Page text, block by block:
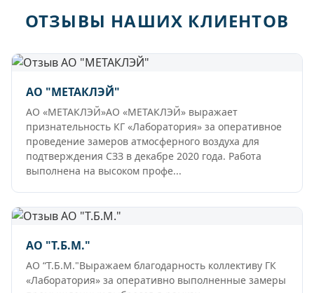
ОТЗЫВЫ НАШИХ КЛИЕНТОВ
АО "МЕТАКЛЭЙ"
АО «МЕТАКЛЭЙ»АО «МЕТАКЛЭЙ» выражает
признательность КГ «Лаборатория» за оперативное
проведение замеров атмосферного воздуха для
подтверждения СЗЗ в декабре 2020 года. Работа
выполнена на высоком профе...
АО "Т.Б.М."
АО “Т.Б.М."Выражаем благодарность коллективу ГК
«Лаборатория» за оперативно выполненные замеры